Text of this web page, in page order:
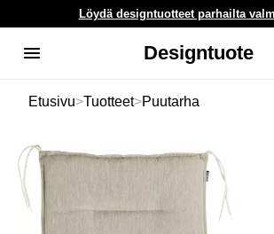
Löydä designtuotteet parhailta
Designtuote
Etusivu>Tuotteet>Puutarha